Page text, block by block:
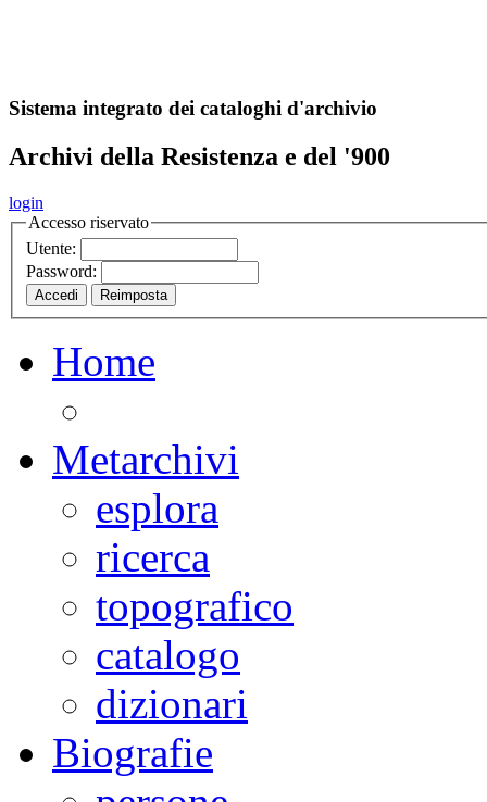
Sistema integrato dei cataloghi d'archivio
Archivi della Resistenza e del '900
login
Accesso riservato
Utente:
Password:
Home
Metarchivi
esplora
ricerca
topografico
catalogo
dizionari
Biografie